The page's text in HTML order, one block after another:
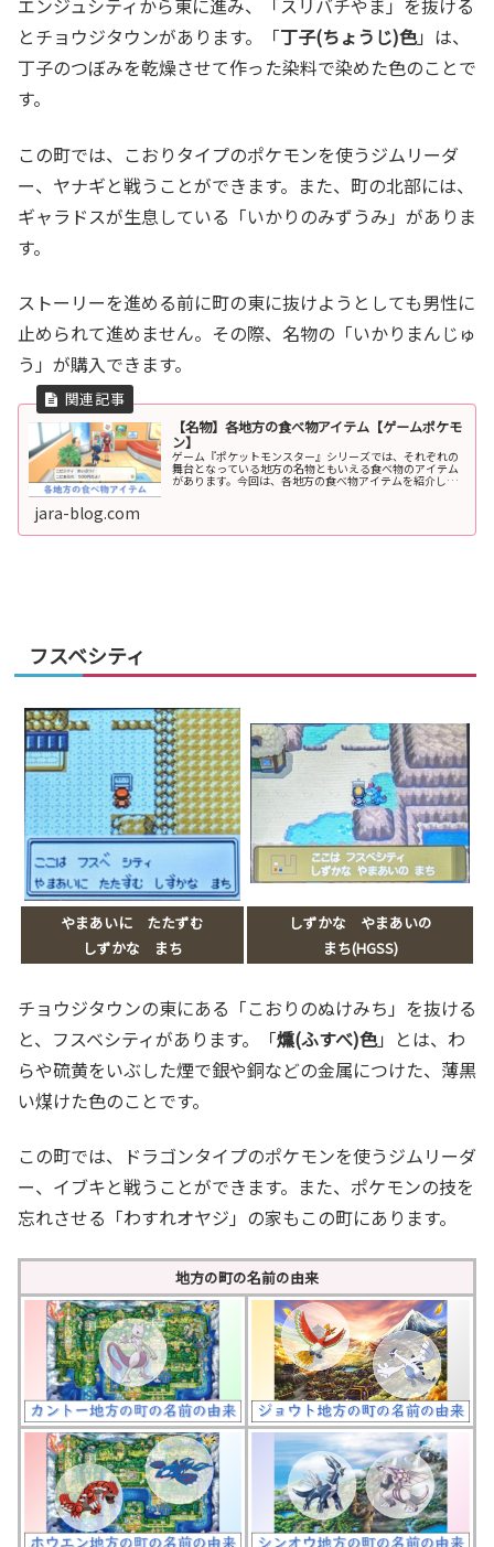
エンジュシティから東に進み、「スリバチやま」を抜ける
とチョウジタウンがあります。「丁子(ちょうじ)色」は、
丁子のつぼみを乾燥させて作った染料で染めた色のことで
す。
この町では、こおりタイプのポケモンを使うジムリーダ
ー、ヤナギと戦うことができます。また、町の北部には、
ギャラドスが生息している「いかりのみずうみ」がありま
す。
ストーリーを進める前に町の東に抜けようとしても男性に
止められて進めません。その際、名物の「いかりまんじゅ
う」が購入できます。
【名物】各地方の食べ物アイテム【ゲームポケモ
ン】
ゲーム『ポケットモンスター』シリーズでは、それぞれの
舞台となっている地方の名物ともいえる食べ物のアイテム
があります。今回は、各地方の食べ物アイテムを紹介して
jara-blog.com
フスベシティ
やまあいに たたずむ
しずかな まち
しずかな やまあいの
まち(HGSS)
チョウジタウンの東にある「こおりのぬけみち」を抜ける
と、フスベシティがあります。「燻(ふすべ)色」とは、わ
らや硫黄をいぶした煙で銀や銅などの金属につけた、薄黒
い煤けた色のことです。
この町では、ドラゴンタイプのポケモンを使うジムリーダ
ー、イブキと戦うことができます。また、ポケモンの技を
忘れさせる「わすれオヤジ」の家もこの町にあります。
地方の町の名前の由来